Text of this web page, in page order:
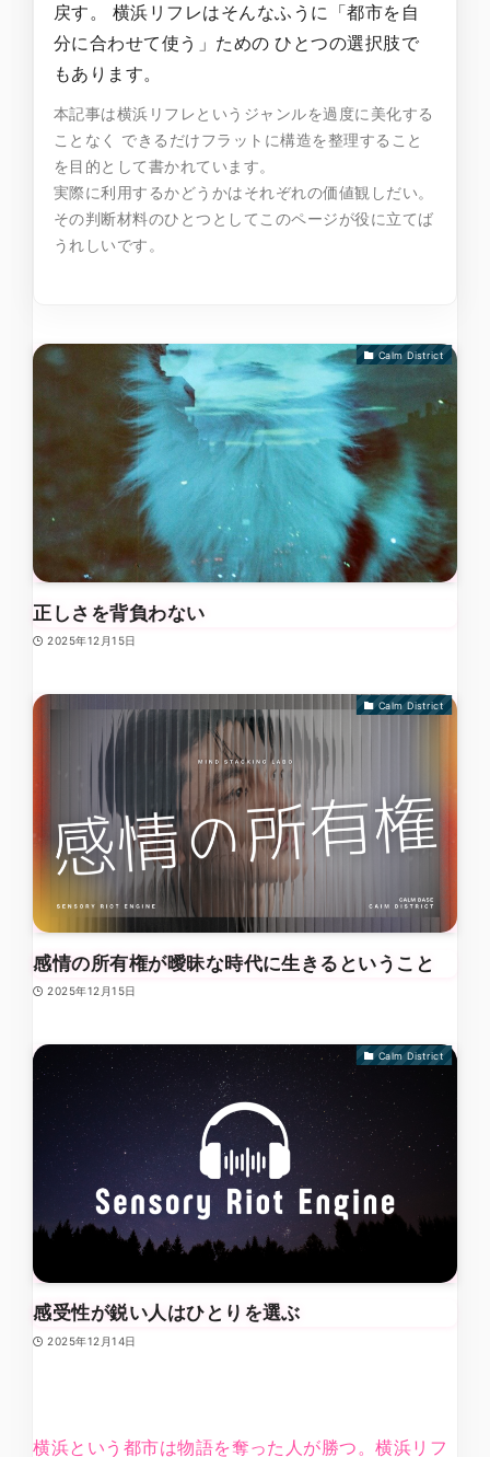
戻す。 横浜リフレはそんなふうに「都市を自
分に合わせて使う」ための ひとつの選択肢で
もあります。
本記事は横浜リフレというジャンルを過度に美化する
ことなく できるだけフラットに構造を整理すること
を目的として書かれています。
実際に利用するかどうかはそれぞれの価値観しだい。
その判断材料のひとつとしてこのページが役に立てば
うれしいです。
Calm District
正しさを背負わない
2025年12月15日
Calm District
感情の所有権が曖昧な時代に生きるということ
2025年12月15日
Calm District
感受性が鋭い人はひとりを選ぶ
2025年12月14日
横浜という都市は物語を奪った人が勝つ。横浜リフ